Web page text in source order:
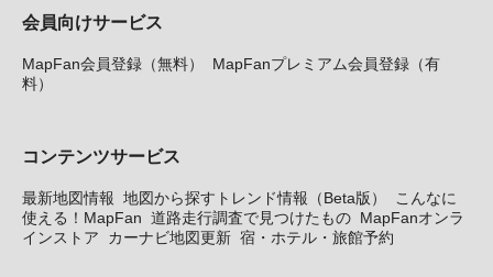
会員向けサービス
MapFan会員登録（無料）
MapFanプレミアム会員登録（有
料）
コンテンツサービス
最新地図情報 地図から探すトレンド情報（Beta版）
こんなに
使える！MapFan 道路走行調査で見つけたもの MapFanオンラ
インストア
カーナビ地図更新 宿・ホテル・旅館予約